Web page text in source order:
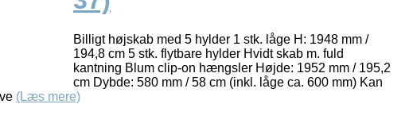
Billigt højskab med 5 hylder 1 stk. låge H: 1948 mm /
194,8 cm 5 stk. flytbare hylder Hvidt skab m. fuld
kantning Blum clip-on hængsler Højde: 1952 mm / 195,2
cm Dybde: 580 mm / 58 cm (inkl. låge ca. 600 mm) Kan
(Læs mere)